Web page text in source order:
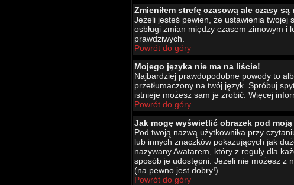
Zmieniłem strefę czasową ale czasy są
Jeżeli jesteś pewien, że ustawienia
osbługi zmian między czasem zimowym
prawdziwych.
Powrót do góry
Mojego języka nie ma na liście!
Najbardziej prawdopodobne powody to
przetłumaczony na twój język. Spróbuj
istnieje możesz sam je zrobić. Więcej
Powrót do góry
Jak mogę wyświetlić obrazek pod
Pod twoją nazwą użytkownika przy
lub innych znaczków pokazujących jak
nazywany Avatarem, który z reguły dla
sposób je udostępni. Jeżeli nie możesz z
(na pewno jest dobry!)
Powrót do góry